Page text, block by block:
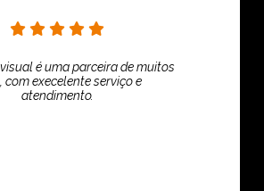
é uma parceira de muitos
com execelente serviço e
atendimento.